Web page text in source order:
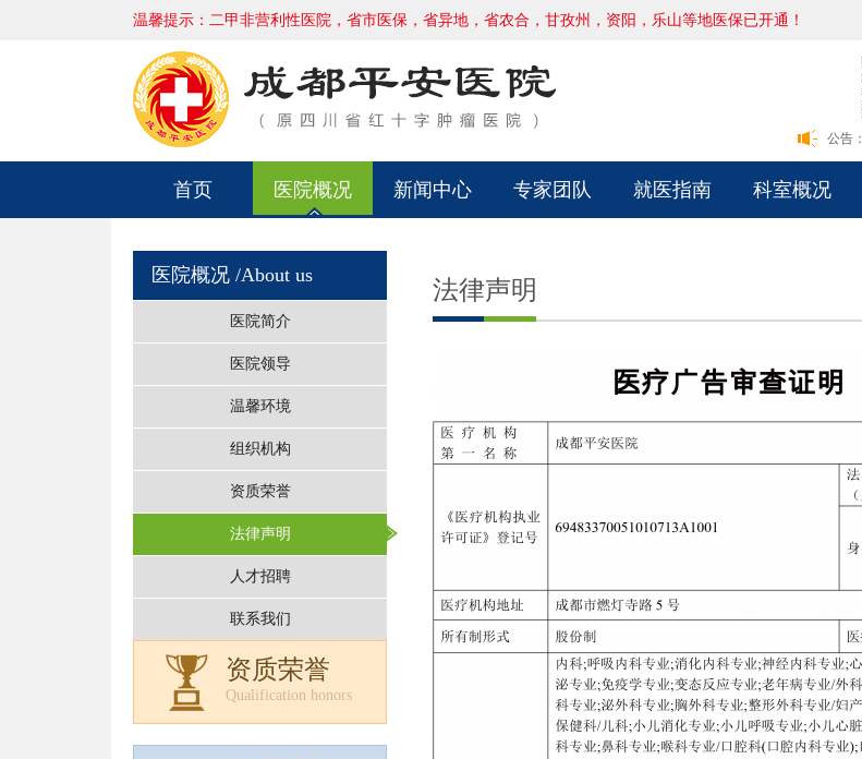
温馨提示：二甲非营利性医院，省市医保，省异地，省农合，甘孜州，资阳，乐山等地医保已开通！
公告：
首页 医院概况 新闻中心 专家团队 就医指南 科室概况
医院概况 /About us
医院简介
医院领导
温馨环境
组织机构
资质荣誉
法律声明
人才招聘
联系我们
资质荣誉
Qualification honors
法律声明